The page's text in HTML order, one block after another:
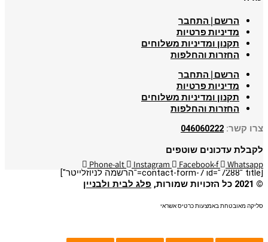
הרשם | התחבר
מדיניות פרטיות
תקנון ומדיניות משלוחים
החזרות והחלפות
הרשם | התחבר
מדיניות פרטיות
תקנון ומדיניות משלוחים
החזרות והחלפות
צרו קשר: 046060222
לקבלת עדכונים שוטפים
[contact-form-7 id="7288" title="הרשמה לניוזלייטר"]
Phone-alt Instagram Facebook-f Whatsapp
© 2021 כל הזכויות שמורות, פלג לבית ולבניין
סליקה מאובטחת באמצעות כרטיס אשראי